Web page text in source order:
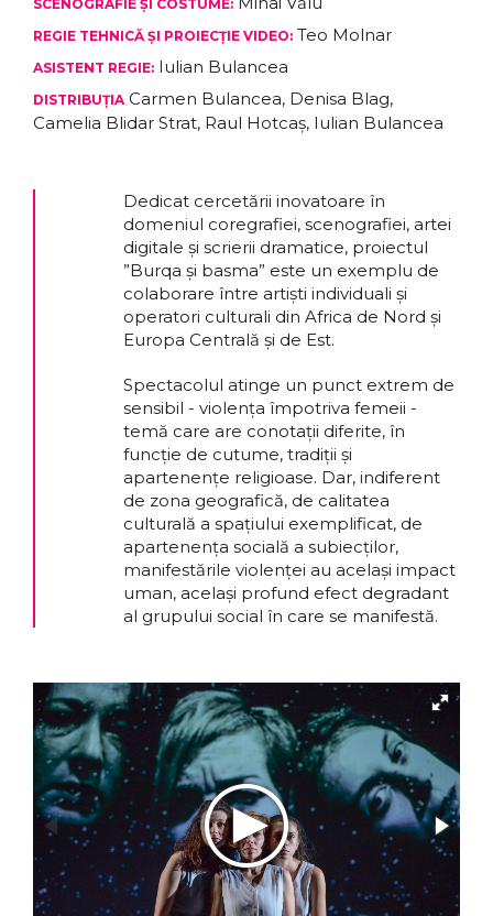
SCENOGRAFIE ȘI COSTUME:
REGIE TEHNICĂ ȘI PROIECȚIE VIDEO: Teo Molnar
ASISTENT REGIE: Iulian Bulancea
DISTRIBUȚIACarmen Bulancea, Denisa Blag,
Camelia Blidar Strat, Raul Hotcaș, Iulian Bulancea
Dedicat cercetării inovatoare în
domeniul coregrafiei, scenografiei, artei
digitale și scrierii dramatice, proiectul
”Burqa și basma” este un exemplu de
colaborare între artiști individuali și
operatori culturali din Africa de Nord și
Europa Centrală și de Est.
Spectacolul atinge un punct extrem de
sensibil - violența împotriva femeii -
temă care are conotații diferite, în
funcție de cutume, tradiții și
apartenențe religioase. Dar, indiferent
de zona geografică, de calitatea
culturală a spațiului exemplificat, de
apartenența socială a subiecților,
manifestările violenței au același impact
uman, același profund efect degradant
al grupului social în care se manifestă.